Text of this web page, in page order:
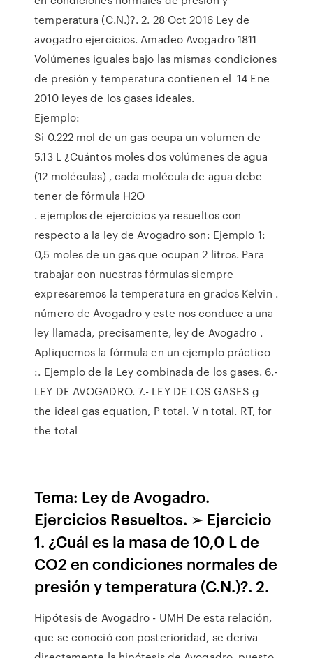
temperatura (C.N.)?. 2. 28 Oct 2016 Ley de
avogadro ejercicios. Amadeo Avogadro 1811
Volúmenes iguales bajo las mismas condiciones
de presión y temperatura contienen el 14 Ene
2010 leyes de los gases ideales.
Ejemplo:
Si 0.222 mol de un gas ocupa un volumen de
5.13 L ¿Cuántos moles dos volúmenes de agua
(12 moléculas) , cada molécula de agua debe
tener de fórmula H2O
. ejemplos de ejercicios ya resueltos con
respecto a la ley de Avogadro son: Ejemplo 1:
0,5 moles de un gas que ocupan 2 litros. Para
trabajar con nuestras fórmulas siempre
expresaremos la temperatura en grados Kelvin .
número de Avogadro y este nos conduce a una
ley llamada, precisamente, ley de Avogadro .
Apliquemos la fórmula en un ejemplo práctico
:. Ejemplo de la Ley combinada de los gases. 6.-
LEY DE AVOGADRO. 7.- LEY DE LOS GASES g
the ideal gas equation, P total. V n total. RT, for
the total
Tema: Ley de Avogadro.
Ejercicios Resueltos. ➢ Ejercicio
1. ¿Cuál es la masa de 10,0 L de
CO2 en condiciones normales de
presión y temperatura (C.N.)?. 2.
Hipótesis de Avogadro - UMH De esta relación,
que se conoció con posterioridad, se deriva